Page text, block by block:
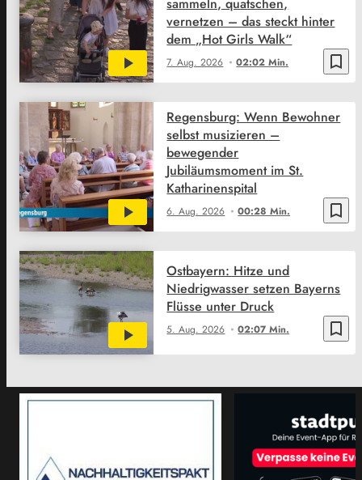
bookmark_border
7. Aug. 2026 02:02 Min.
vernetzen – das steckt hinter
dem „Hot Girls Walk“
bookmark_border
6. Aug. 2026 00:28 Min.
Regensburg: Wenn Bewohner
selbst musizieren –
bewegender
Jubiläumsmoment im St.
Katharinenspital
bookmark_border
5. Aug. 2026 02:07 Min.
Ostbayern: Hitze und
Niedrigwasser setzen Bayerns
Flüsse unter Druck